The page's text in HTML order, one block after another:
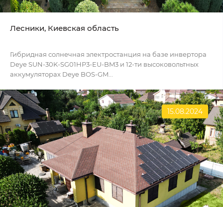
Лесники, Киевская область
Гибридная солнечная электростанция на базе инвертора
Deye SUN-30K-SG01HP3-EU-BM3 и 12-ти высоковольтных
аккумуляторах Deye BOS-GM...
15.08.2024